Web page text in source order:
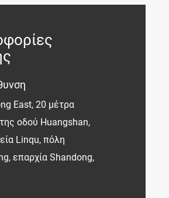
East, 20 μέτρα
οδού Huangshan,
Linqu, πόλη
επαρχία Shandong,